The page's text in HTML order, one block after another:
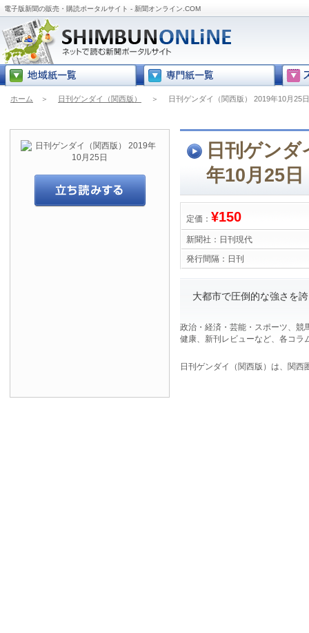
電子版新聞の販売・購読ポータルサイト - 新聞オンライン.COM
ホーム ＞ 日刊ゲンダイ（関西版） ＞ 日刊ゲンダイ（関西版） 2019年10月25日
日刊ゲン
年10月25日
定価： ¥150
新聞社： 日刊現代
発行間隔： 日刊
大都市で圧倒的な強さを
政治・経済・芸能・スポーツ、競
健康、新刊レビューなど、各コラ
日刊ゲンダイ（関西版）は、関